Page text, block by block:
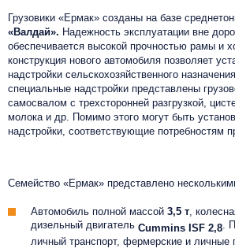
Грузовики «Ермак» созданы на базе
«Валдай». Надежность эксплуатации вне
обеспечивается высокой прочностью рамы и
конструкция нового автомобиля позволяет
надстройки сельскохозяйственного
специальные надстройки представлены
самосвалом с трехсторонней разгрузкой,
молока и др. Помимо этого могут быть
надстройки, соответствующие потребностям
Семейство «Ермак» представлено
Автомобиль полной массой 3,5 т ,
дизельный двигатель Cummins ISF 2,8.
личный транспорт, фермерские и личные